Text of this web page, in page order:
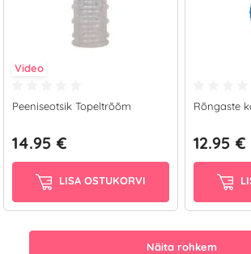
Video
Peeniseotsik Topeltrõõm
14.95 €
LISA OSTUKORVI
Rõngaste
12.95 €
Näita rohkem